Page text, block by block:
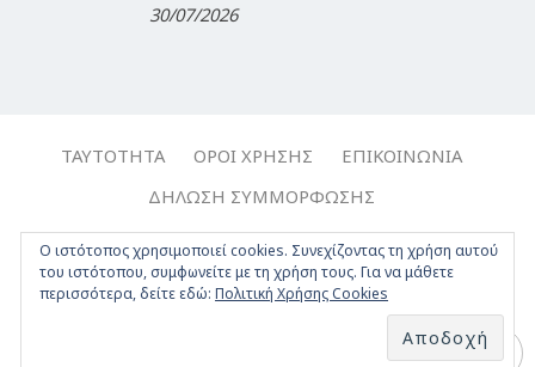
30/07/2026
ΤΑΥΤΌΤΗΤΑ ΌΡΟΙ ΧΡΉΣΗΣ
ΕΠΙΚΟΙΝΩΝΊΑ
ΔΉΛΩΣΗ ΣΥΜΜΌΡΦΩΣΗΣ
Copyright © 2017-2026, Travelgirl.gr | All rights reserved.
Crafted byApptime.
Youtube
Ο ιστότοπος χρησιμοποιεί cookies. Συνεχίζοντας τη χρήση αυτού
του ιστότοπου, συμφωνείτε με τη χρήση τους. Για να μάθετε
περισσότερα, δείτε εδώ: Πολιτική Χρήσης Cookies